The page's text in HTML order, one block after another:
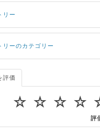
リー
が重いので調査してほしい
アドレスに複数のウェブサイト
モリをアップグレードしたい
何ですか？
ジ容量を追加できますか？
リーのカテゴリー
・契約
評価
☆
☆
☆
☆
評